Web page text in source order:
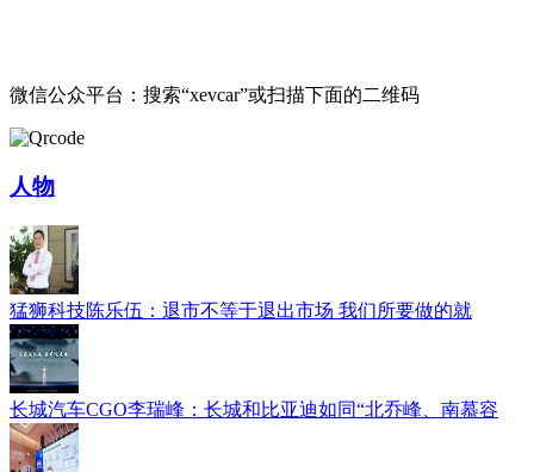
微信公众平台：搜索“xevcar”或扫描下面的二维码
人物
猛狮科技陈乐伍：退市不等于退出市场 我们所要做的就
长城汽车CGO李瑞峰：长城和比亚迪如同“北乔峰、南慕容